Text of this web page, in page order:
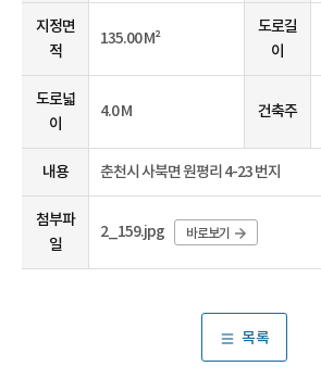
지정면
적
135.00 M²
도로길
이
도로넓
이
4.0 M 건축주
내용 춘천시 사북면 원평리 4-23 번지
첨부파
일
2_159.jpg 바로보기
목록